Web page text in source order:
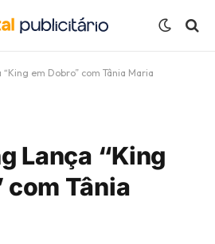
em Dobro” com Tânia Maria
Lança “King
com Tânia